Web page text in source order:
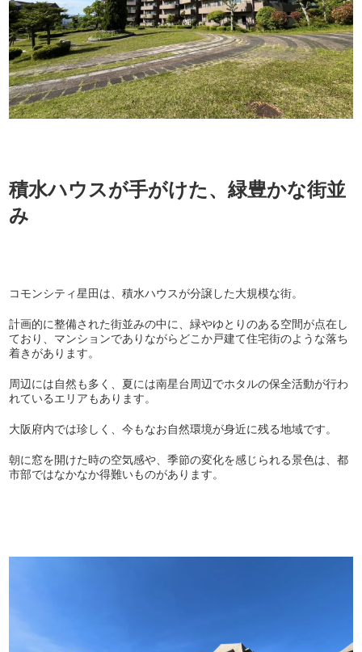
積水ハウスが手がけた、緑豊かな街並
み
コモンシティ星田は、積水ハウスが分譲した大規模な街。
計画的に整備された街並みの中に、緑やゆとりのある空間が点在し
ており、マンションでありながらどこか戸建て住宅街のような落ち
着きがあります。
周辺には自然も多く、夏には南星台周辺でホタルの保全活動が行わ
れているエリアもあります。
大阪府内では珍しく、今もなお自然環境が身近に残る地域です。
朝に窓を開けた時の空気感や、季節の変化を感じられる景色は、都
市部ではなかなか得難いものがあります。